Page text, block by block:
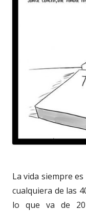
La vida siempre
cualquiera de las
lo que va de